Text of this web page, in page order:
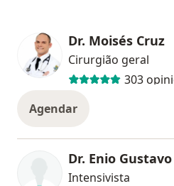
Dr. Moisés Cruz
Cirurgião geral
303
Agendar
Dr. Enio
Intensivista